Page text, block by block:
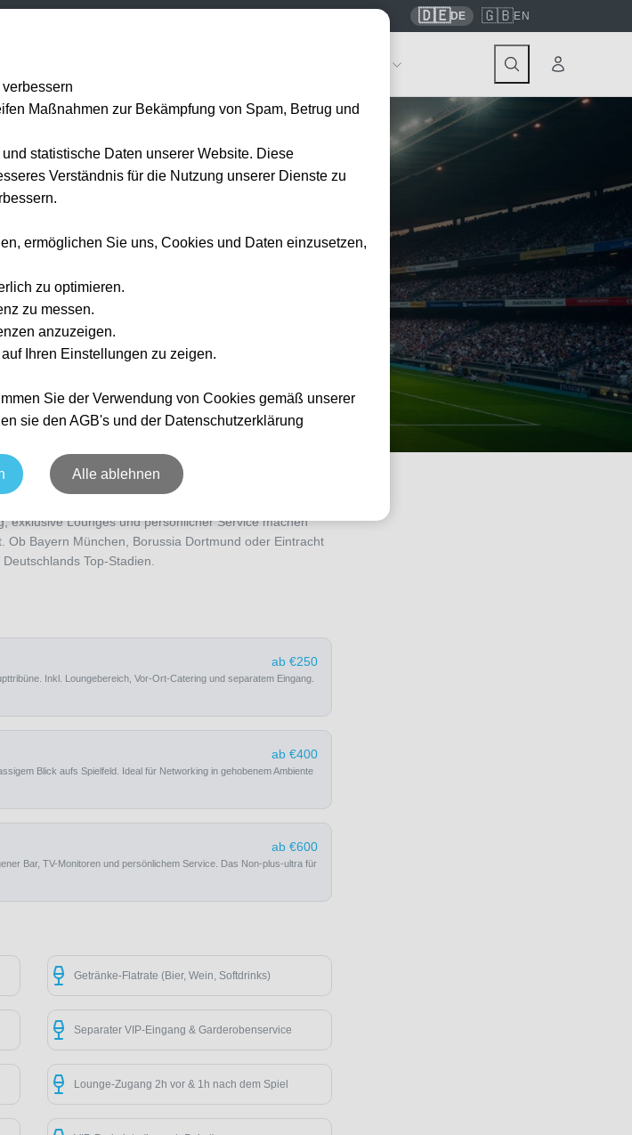
contact@tickwell-travel.de 🇩🇪DE 🇬🇧EN
Hospitality
exklusive Lounges und persönlicher Service machen
Ob Bayern München, Borussia Dortmund oder Eintracht
Top-Stadien.
ab €250
Inkl. Loungebereich, Vor-Ort-Catering und separatem Eingang.
ab €400
Blick aufs Spielfeld. Ideal für Networking in gehobenem Ambiente
ab €600
Bar, TV-Monitoren und persönlichem Service. Das Non-plus-ultra für
Getränke-Flatrate (Bier, Wein, Softdrinks)
Separater VIP-Eingang & Garderobenservice
Lounge-Zugang 2h vor & 1h nach dem Spiel
Maßnahmen zur Bekämpfung von Spam, Betrug und
statistische Daten unserer Website. Diese
Verständnis für die Nutzung unserer Dienste zu
ermöglichen Sie uns, Cookies und Daten einzusetzen,
zu optimieren.
zu messen.
anzuzeigen.
Ihren Einstellungen zu zeigen.
Sie der Verwendung von Cookies gemäß unserer
sie den AGB's und der Datenschutzerklärung
Alle ablehnen